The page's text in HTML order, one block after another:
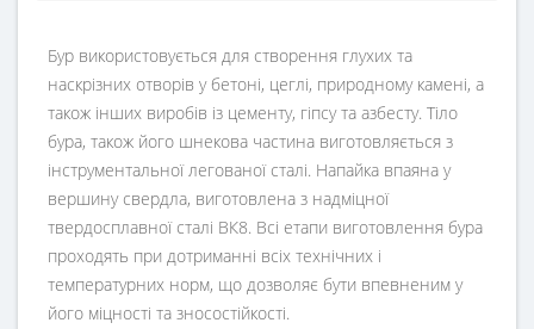
Бур використовується для створення глухих та
наскрізних отворів у бетоні, цеглі, природному камені, а
також інших виробів із цементу, гіпсу та азбесту. Тіло
бура, також його шнекова частина виготовляється з
інструментальної легованої сталі. Напайка впаяна у
вершину свердла, виготовлена з надміцної
твердосплавної сталі ВК8. Всі етапи виготовлення бура
проходять при дотриманні всіх технічних і
температурних норм, що дозволяє бути впевненим у
його міцності та зносостійкості.